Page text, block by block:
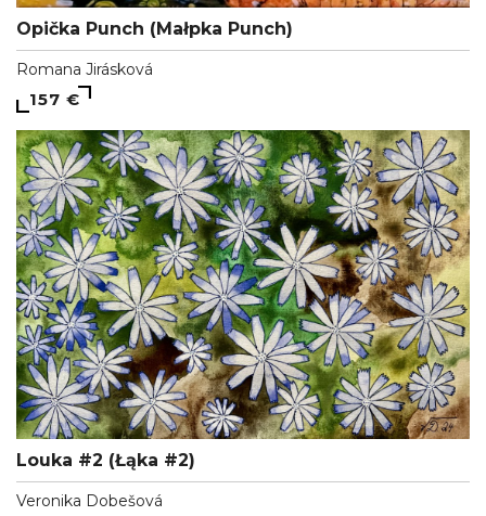
Opička Punch (Małpka Punch)
Romana Jirásková
157 €
Louka #2 (Łąka #2)
Veronika Dobešová